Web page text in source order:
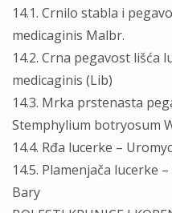
14.1. Crnilo stabla i
medicaginis Malbr.
14.2. Crna pegavost lišća
medicaginis (Lib)
14.3. Mrka prstenasta
Stemphylium botryosum
14.4. Rđa lucerke –
14.5. Plamenjača lucerke
Bary